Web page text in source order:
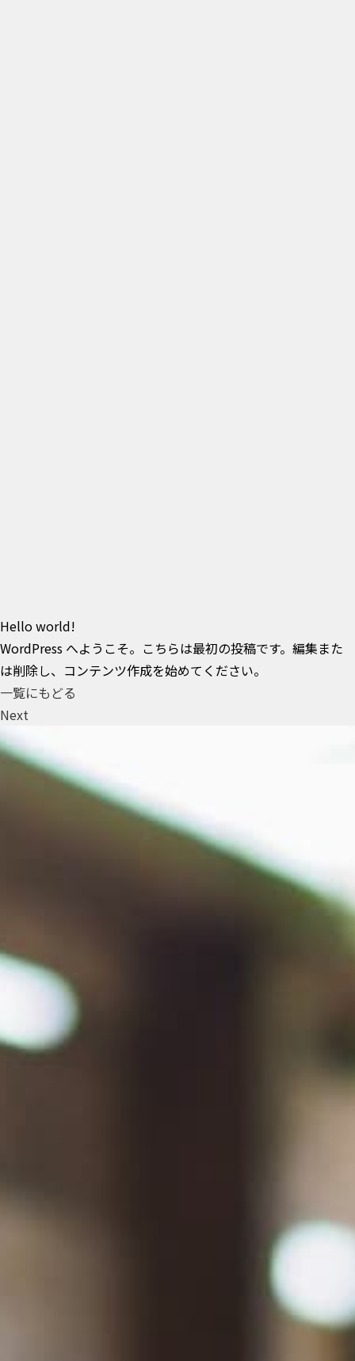
Hello world!
WordPress へようこそ。こちらは最初の投稿です。編集また
は削除し、コンテンツ作成を始めてください。
一覧にもどる
Next